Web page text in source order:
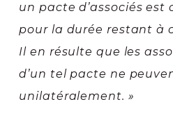
un pacte d’associés est
pour la durée restant à
Il en résulte que les
d’un tel pacte ne
unilatéralement. »